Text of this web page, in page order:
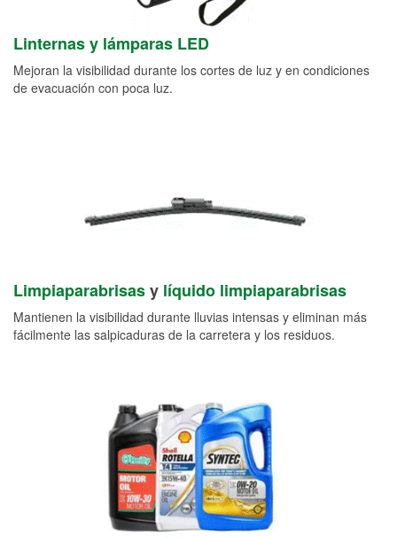
Linternas y lámparas LED
Mejoran la visibilidad durante los cortes de luz y en condiciones
de evacuación con poca luz.
Limpiaparabrisasy líquido limpiaparabrisas
Mantienen la visibilidad durante lluvias intensas y eliminan más
fácilmente las salpicaduras de la carretera y los residuos.